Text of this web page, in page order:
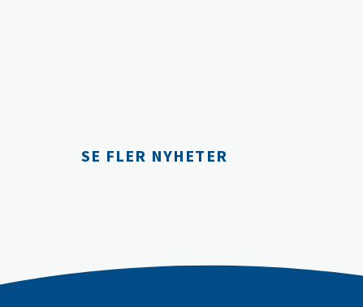
SE FLER NYHETER